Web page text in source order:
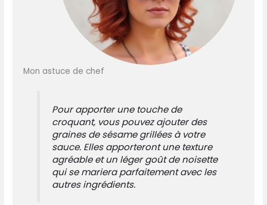
Mon astuce de chef
Pour apporter une touche de
croquant, vous pouvez ajouter des
graines de sésame grillées à votre
sauce. Elles apporteront une texture
agréable et un léger goût de noisette
qui se mariera parfaitement avec les
autres ingrédients.